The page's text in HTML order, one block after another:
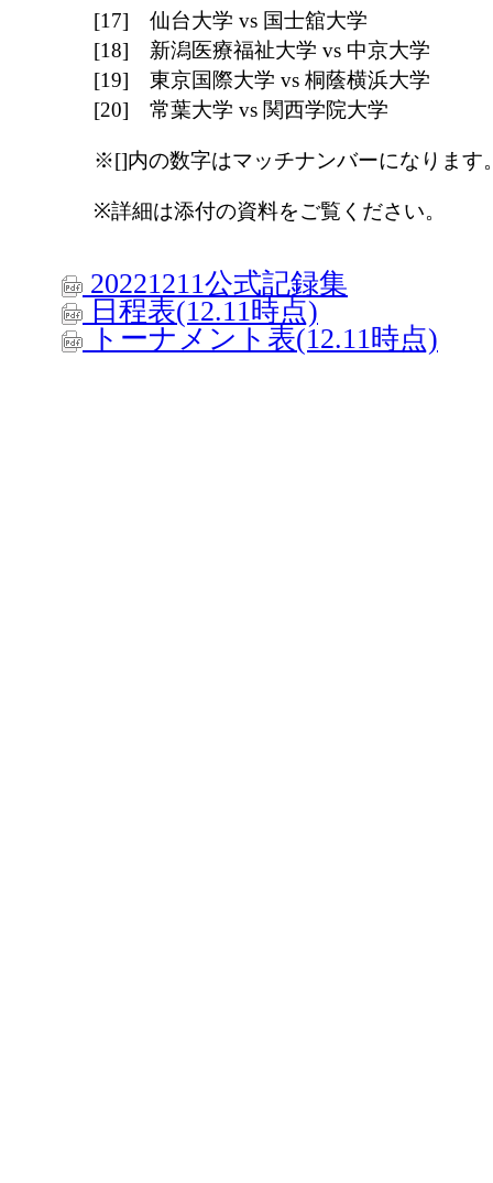
[17] 仙台大学 vs 国士舘大学
[18] 新潟医療福祉大学 vs 中京大学
[19] 東京国際大学 vs 桐蔭横浜大学
[20] 常葉大学 vs 関西学院大学
※[]内の数字はマッチナンバーになります
※詳細は添付の資料をご覧ください。
20221211公式記録集
日程表(12.11時点)
トーナメント表(12.11時点)